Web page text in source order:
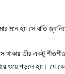
মনে হয় সে বাতি
বসে থাকায় তীর একটু
শুয়ে পড়লে হয়।